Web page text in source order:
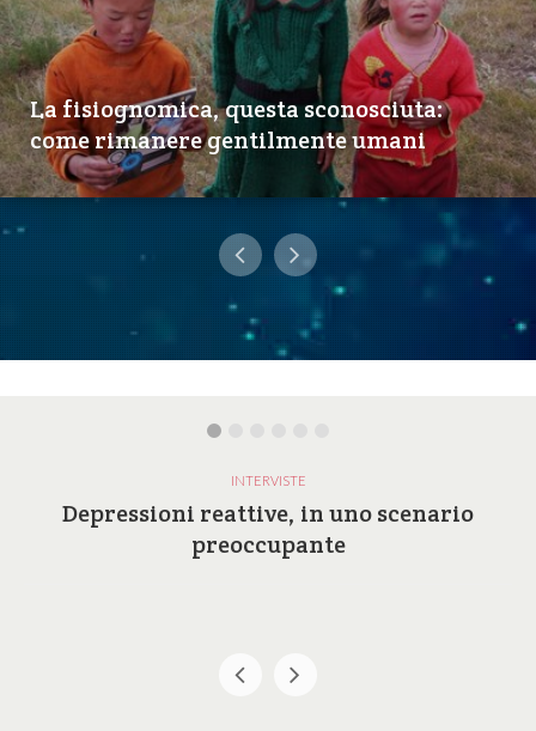
La fisiognomica, questa sconosciuta:
come rimanere gentilmente umani
INTERVISTE
Depressioni reattive, in uno scenario
preoccupante